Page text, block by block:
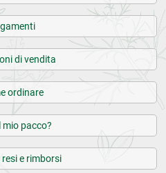
di vendita
ordinare
mio pacco?
resi e rimborsi